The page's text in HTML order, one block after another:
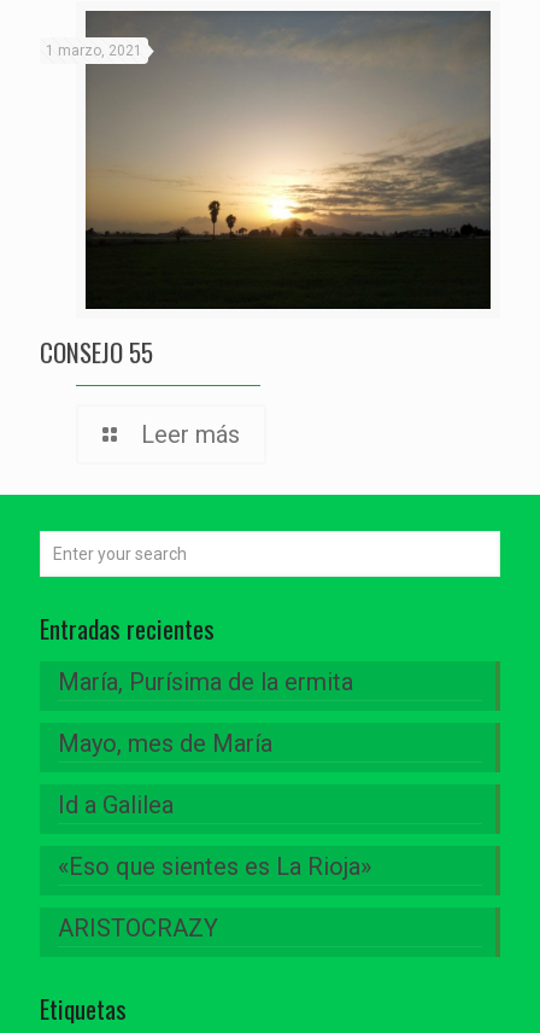
1 marzo, 2021
CONSEJO 55
Leer más
Entradas recientes
María, Purísima de la ermita
Mayo, mes de María
Id a Galilea
«Eso que sientes es La Rioja»
ARISTOCRAZY
Etiquetas